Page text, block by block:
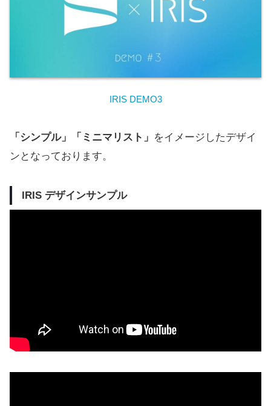
IRIS DEMO3
「シンプル」「ミニマリスト」 をイメージしたデザイ
ンとなっております。
IRIS デザインサンプル